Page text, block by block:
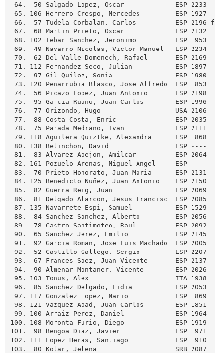
64.  50 Salgado Lopez, Oscar             ESP
65. 106 Herrero Crespo, Mercedes         ESP
66.  57 Tudela Corbalan, Carlos          ESP 2196
67.  68 Martin Prieto, Oscar             ESP
68. 102 Tebar Sanchez, Jeronimo          ESP
69.  49 Navarro Nicolas, Victor Manuel   ESP
70.  62 Del Valle Domenech, Rafael       ESP
71. 112 Fernandez Seco, Julian           ESP
72.  97 Gil Quilez, Sonia                ESP
73. 120 Penarrubia Blasco, Jose Alfredo  ESP
74.  56 Picazo Lopez, Juan Antonio       ESP
75.  95 Garcia Ruano, Juan Carlos        ESP
76.  77 Orizondo, Hugo                   USA
77.  88 Costa Costa, Enric               ESP
78.  75 Parada Medrano, Ivan             ESP
79. 118 Aguilera Quiztke, Alexandra      ESP
80. 138 Belinchon, David                 ESP
81.  83 Alvarez Abejon, Amilcar          ESP
82. 161 Pozuelo Arenas, Miguel Angel     ESP
83.  70 Prieto Honorato, Juan Maria      ESP
84. 125 Benedicto Nuñez, Juan Antonio    ESP
85.  82 Guerra Reig, Juan                ESP
86.  81 Delgado Alarcon, Jesus Francisc  ESP
87. 135 Navarrete Espi, Samuel           ESP
88.  84 Sanchez Sanchez, Alberto         ESP
89.  78 Castro Santimoteo, Raul          ESP
90.  65 Sanchez Jerez, Emilio            ESP
91.  92 Garcia Roman, Jose Luis Machado  ESP
92.  52 Castillo Gallego, Sergio         ESP
93.  67 Frances Saez, Juan Vicente       ESP
94.  90 Almenar Montaner, Vicente        ESP
95. 103 Tonus, Alex                      ITA
96.  85 Sanchez Delgado, Lidia           ESP
97. 117 Gonzalez Lopez, Mario            ESP
98. 121 Vazquez Abad, Juan Carlos        ESP
99. 100 Arraiz Perez, Daniel             ESP
100. 108 Moronta Furio, Diego             ESP
101.  98 Bengoa Diaz, Javier              ESP
102. 111 Lopez Heras, Santiago            ESP
103.  80 Kolar, Jelena                    SRB